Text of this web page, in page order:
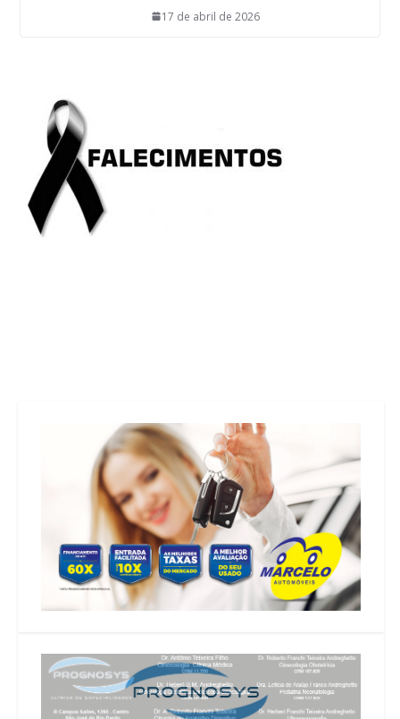
17 de abril de 2026